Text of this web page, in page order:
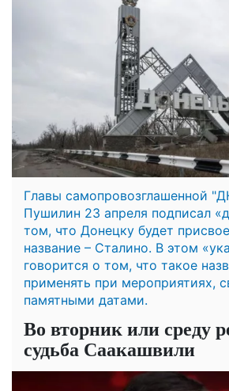
Главы самопровозглашенной
Пушилин 23 апреля подписал
том, что Донецку будет
название – Сталино. В этом
говорится о том, что такое
применять при мероприятиях,
памятными датами.
Во вторник или среду
судьба Саакашвили